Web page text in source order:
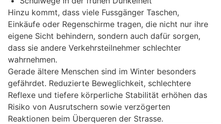
Hinzu kommt, dass viele Fussgänger Taschen,
Einkäufe oder Regenschirme tragen, die nicht nur ihre
eigene Sicht behindern, sondern auch dafür sorgen,
dass sie andere Verkehrsteilnehmer schlechter
wahrnehmen.
Gerade ältere Menschen sind im Winter besonders
gefährdet. Reduzierte Beweglichkeit, schlechtere
Reflexe und tiefere körperliche Stabilität erhöhen das
Risiko von Ausrutschern sowie verzögerten
Reaktionen beim Überqueren der Strasse.